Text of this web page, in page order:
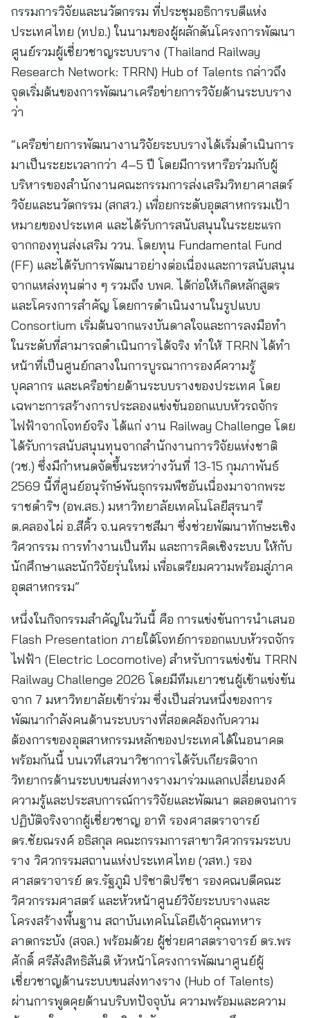
กรรมการวิจัยและนวัตกรรม ที่ประชุมอธิการบดีแห่ง
ประเทศไทย (ทปอ.) ในนามของผู้ผลักดันโครงการพัฒนา
ศูนย์รวมผู้เชี่ยวชาญระบบราง (Thailand Railway
Research Network: TRRN) Hub of Talents กล่าวถึง
จุดเริ่มต้นของการพัฒนาเครือข่ายการวิจัยด้านระบบราง
ว่า
“เครือข่ายการพัฒนางานวิจัยระบบรางได้เริ่มดำเนินการ
มาเป็นระยะเวลากว่า 4–5 ปี โดยมีการหารือร่วมกับผู้
บริหารของสำนักงานคณะกรรมการส่งเสริมวิทยาศาสตร์
วิจัยและนวัตกรรม (สกสว.) เพื่อยกระดับอุตสาหกรรมเป้า
หมายของประเทศ และได้รับการสนับสนุนในระยะแรก
จากกองทุนส่งเสริม ววน. โดยทุน Fundamental Fund
(FF) และได้รับการพัฒนาอย่างต่อเนื่องและการสนับสนุน
จากแหล่งทุนต่าง ๆ รวมถึง บพค. ได้ก่อให้เกิดหลักสูตร
และโครงการสำคัญ โดยการดำเนินงานในรูปแบบ
Consortium เริ่มต้นจากแรงบันดาลใจและการลงมือทำ
ในระดับที่สามารถดำเนินการได้จริง ทำให้ TRRN ได้ทำ
หน้าที่เป็นศูนย์กลางในการบูรณาการองค์ความรู้
บุคลากร และเครือข่ายด้านระบบรางของประเทศ โดย
เฉพาะการสร้างการประลองแข่งขันออกแบบหัวรถจักร
ไฟฟ้าจากโจทย์จริง ได้แก่ งาน Railway Challenge โดย
ได้รับการสนับสนุนทุนจากสำนักงานการวิจัยแห่งชาติ
(วช.) ซึ่งมีกำหนดจัดขึ้นระหว่างวันที่ 13-15 กุมภาพันธ์
2569 นี้ที่ศูนย์อนุรักษ์พันธุกรรมพืชอันเนื่องมาจากพระ
ราชดำริฯ (อพ.สธ.) มหาวิทยาลัยเทคโนโลยีสุรนารี
ต.คลองไผ่ อ.สีคิ้ว จ.นครราชสีมา ซึ่งช่วยพัฒนาทักษะเชิง
วิศวกรรม การทำงานเป็นทีม และการคิดเชิงระบบ ให้กับ
นักศึกษาและนักวิจัยรุ่นใหม่ เพื่อเตรียมความพร้อมสู่ภาค
อุตสาหกรรม”
หนึ่งในกิจกรรมสำคัญในวันนี้ คือ การแข่งขันการนำเสนอ
Flash Presentation ภายใต้โจทย์การออกแบบหัวรถจักร
ไฟฟ้า (Electric Locomotive) สำหรับการแข่งขัน TRRN
Railway Challenge 2026 โดยมีทีมเยาวชนผู้เข้าแข่งขัน
จาก 7 มหาวิทยาลัยเข้าร่วม ซึ่งเป็นส่วนหนึ่งของการ
พัฒนากำลังคนด้านระบบรางที่สอดคล้องกับความ
ต้องการของอุตสาหกรรมหลักของประเทศได้ในอนาคต
พร้อมกันนี้ บนเวทีเสวนาวิชาการได้รับเกียรติจาก
วิทยากรด้านระบบขนส่งทางรางมาร่วมแลกเปลี่ยนองค์
ความรู้และประสบการณ์การวิจัยและพัฒนา ตลอดจนการ
ปฏิบัติจริงจากผู้เชี่ยวชาญ อาทิ รองศาสตราจารย์
ดร.ชัยณรงค์ อธิสกุล คณะกรรมการสาขาวิศวกรรมระบบ
ราง วิศวกรรมสถานแห่งประเทศไทย (วสท.) รอง
ศาสตราจารย์ ดร.รัฐภูมิ ปริชาติปรีชา รองคณบดีคณะ
วิศวกรรมศาสตร์ และหัวหน้าศูนย์วิจัยระบบรางและ
โครงสร้างพื้นฐาน สถาบันเทคโนโลยีเจ้าคุณทหาร
ลาดกระบัง (สจล.) พร้อมด้วย ผู้ช่วยศาสตราจารย์ ดร.พร
ศักดิ์ ศรีสังสิทธิสันติ หัวหน้าโครงการพัฒนาศูนย์ผู้
เชี่ยวชาญด้านระบบขนส่งทางราง (Hub of Talents)
ผ่านการพูดคุยด้านบริบทปัจจุบัน ความพร้อมและความ